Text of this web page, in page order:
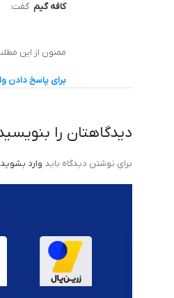
کافه گیم گفت:
ممنون از این
برای پاسخ دادن
دیدگاهتان را
برای نوشتن دیدگاه باید وارد بشوید